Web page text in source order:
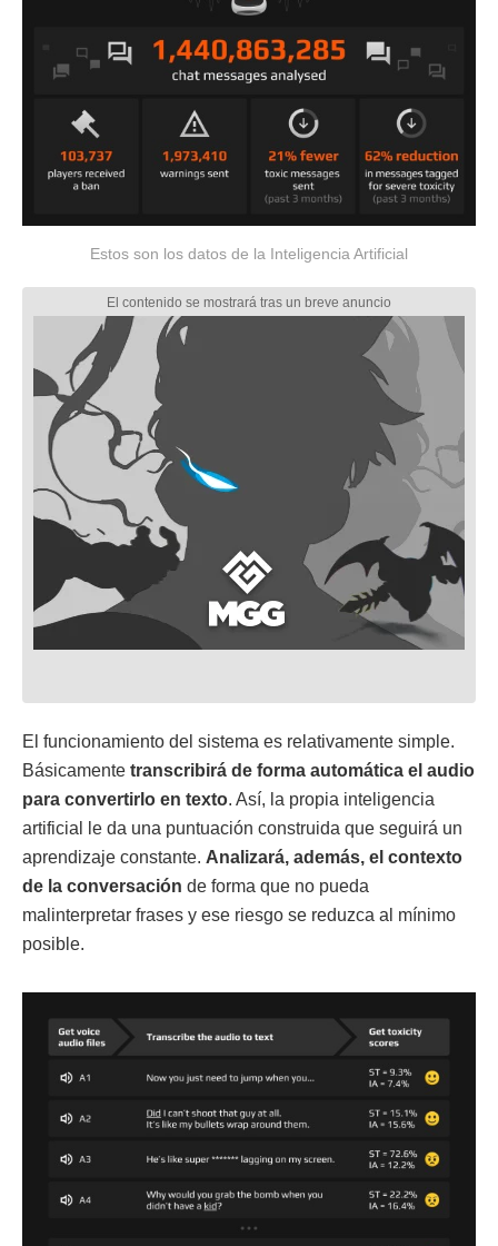
Estos son los datos de la Inteligencia Artificial
El funcionamiento del sistema es relativamente simple.
Básicamente transcribirá de forma automática el audio
para convertirlo en texto. Así, la propia inteligencia
artificial le da una puntuación construida que seguirá un
aprendizaje constante. Analizará, además, el contexto
de la conversación de forma que no pueda
malinterpretar frases y ese riesgo se reduzca al mínimo
posible.